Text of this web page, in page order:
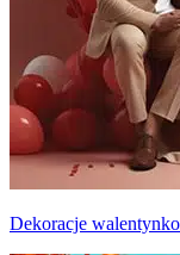
Dekoracje